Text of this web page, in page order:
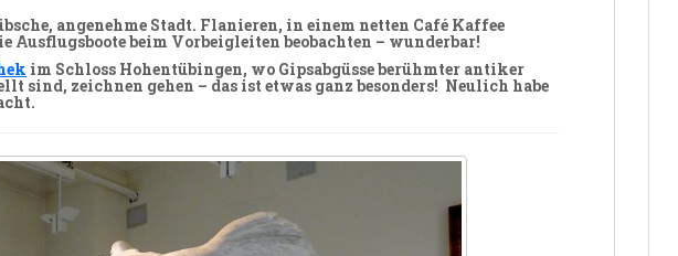
angenehme Stadt. Flanieren, in einem netten Café Kaffee
Ausflugsboote beim Vorbeigleiten beobachten – wunderbar!
im Schloss Hohentübingen, wo Gipsabgüsse berühmter antiker
sind, zeichnen gehen – das ist etwas ganz besonders! Neulich habe